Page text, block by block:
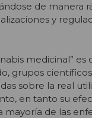
de manera
y
medicinal” es
grupos
sobre la real
en tanto su
mayoría de las